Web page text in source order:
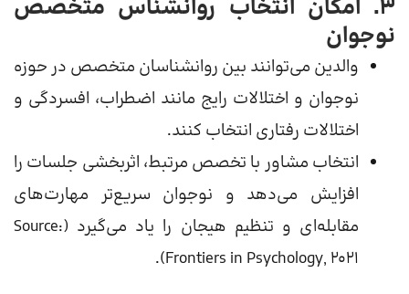
۳. امکان انتخاب روانشناس متخصص
نوجوان
والدین می‌توانند بین روانشناسان متخصص در حوزه
نوجوان و اختلالات رایج مانند اضطراب، افسردگی و
اختلالات رفتاری انتخاب کنند.
انتخاب مشاور با تخصص مرتبط، اثربخشی جلسات را
افزایش می‌دهد و نوجوان سریع‌تر مهارت‌های
مقابله‌ای و تنظیم هیجان را یاد می‌گیرد (Source:
Frontiers in Psychology, 2021).